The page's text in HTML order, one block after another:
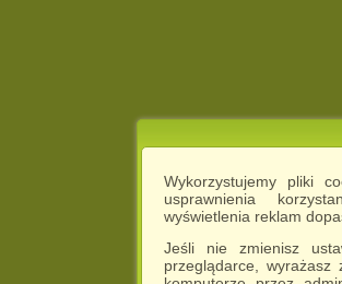
Wykorzystujemy pliki
usprawnienia
wyświetlenia reklam
Jeśli nie zmienisz
przeglądarce,